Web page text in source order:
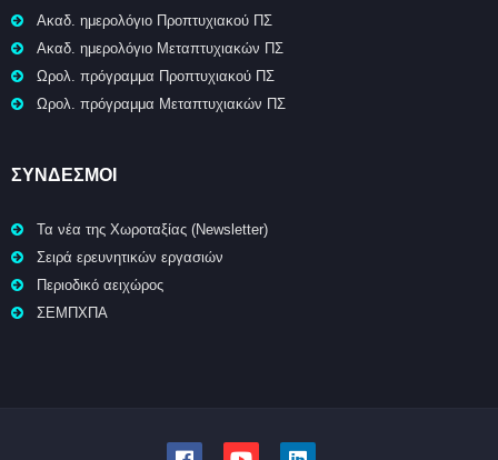
Ακαδ. ημερολόγιο Προπτυχιακού ΠΣ
Ακαδ. ημερολόγιο Μεταπτυχιακών ΠΣ
Ωρολ. πρόγραμμα Προπτυχιακού ΠΣ
Ωρολ. πρόγραμμα Μεταπτυχιακών ΠΣ
ΣΥΝΔΕΣΜΟΙ
Τα νέα της Χωροταξίας (Newsletter)
Σειρά ερευνητικών εργασιών
Περιοδικό αειχώρος
ΣΕΜΠΧΠΑ